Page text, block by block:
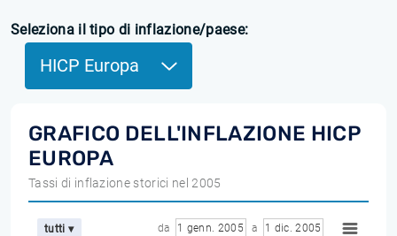
Seleziona il tipo di inflazione/paese:
HICP Europa
GRAFICO DELL'INFLAZIONE HICP
EUROPA
Tassi di inflazione storici nel 2005
tutti ▾ da 1 genn. 2005 a 1 dic. 2005